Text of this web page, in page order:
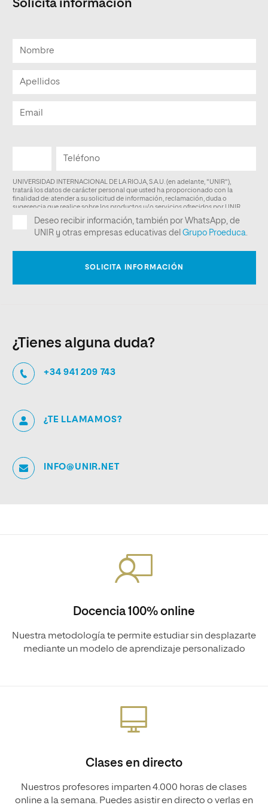
Solicita información
¿Tienes alguna duda?
+34 941 209 743
¿TE LLAMAMOS?
INFO@UNIR.NET
Docencia 100% online
Nuestra metodología te permite estudiar sin desplazarte
mediante un modelo de aprendizaje personalizado
Clases en directo
Nuestros profesores imparten 4.000 horas de clases
online a la semana. Puedes asistir en directo o verlas en